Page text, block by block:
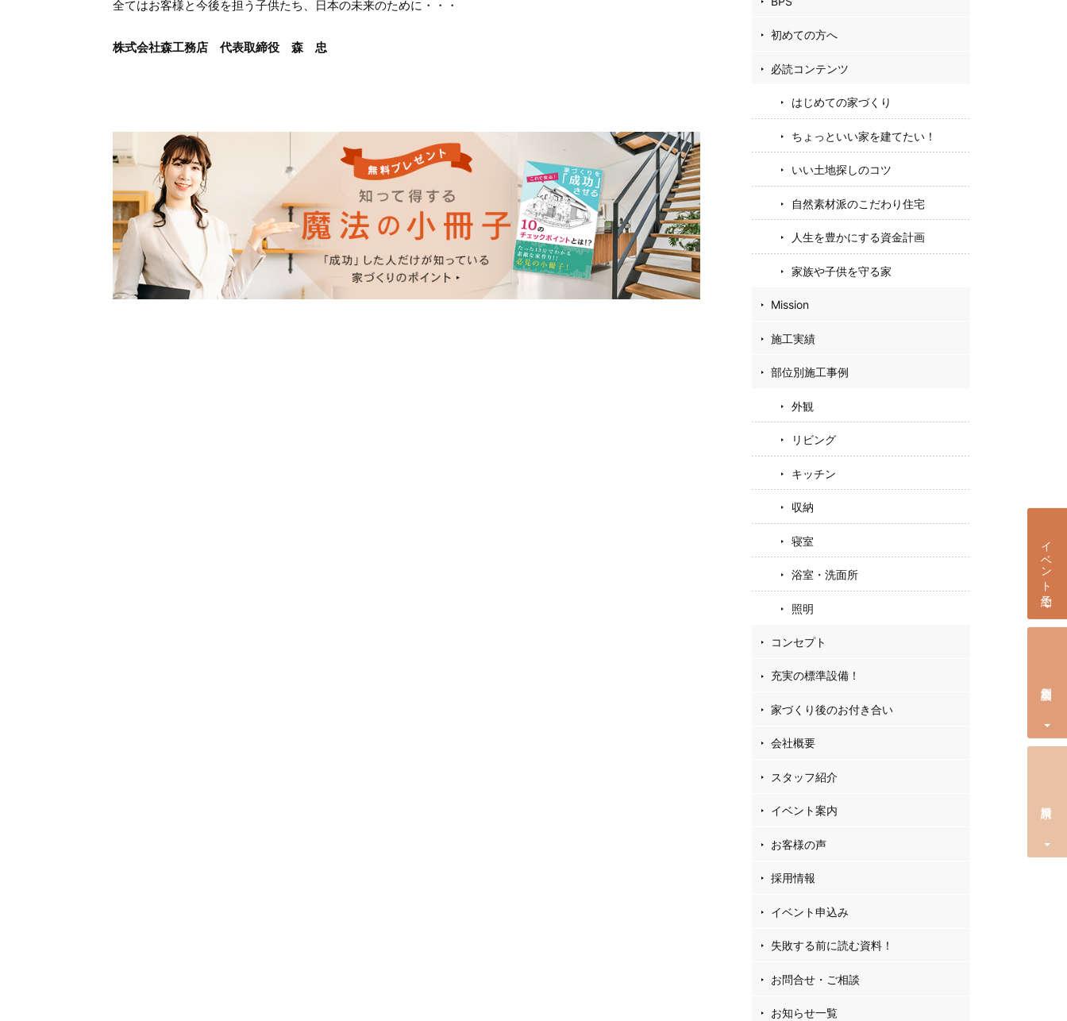
全てはお客様と今後を担う子供たち、日本の未来のために・・・
株式会社森工務店 代表取締役 森 忠
初めての方へ
必読コンテンツ
はじめての家づくり
ちょっといい家を建てたい！
いい土地探しのコツ
自然素材派のこだわり住宅
人生を豊かにする資金計画
家族や子供を守る家
Mission
施工実績
部位別施工事例
外観
リビング
キッチン
収納
寝室
浴室・洗面所
照明
コンセプト
充実の標準設備！
家づくり後のお付き合い
会社概要
スタッフ紹介
イベント案内
お客様の声
採用情報
イベント申込み
失敗する前に読む資料！
お問合せ・ご相談
お知らせ一覧
イベント予約